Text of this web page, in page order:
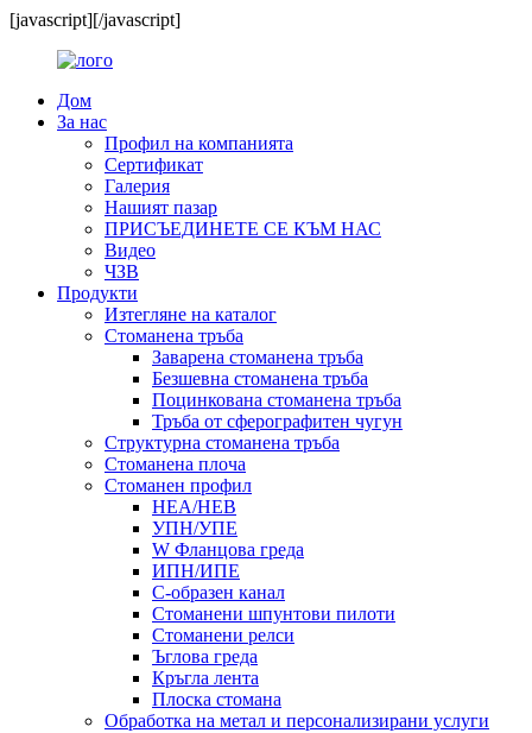
[javascript][/javascript]
Дом
За нас
Профил на компанията
Сертификат
Галерия
Нашият пазар
ПРИСЪЕДИНЕТЕ СЕ КЪМ НАС
Видео
ЧЗВ
Продукти
Изтегляне на каталог
Стоманена тръба
Заварена стоманена тръба
Безшевна стоманена тръба
Поцинкована стоманена тръба
Тръба от сферографитен чугун
Структурна стоманена тръба
Стоманена плоча
Стоманен профил
HEA/HEB
УПН/УПЕ
W Фланцова греда
ИПН/ИПЕ
C-образен канал
Стоманени шпунтови пилоти
Стоманени релси
Ъглова греда
Кръгла лента
Плоска стомана
Обработка на метал и персонализирани услуги